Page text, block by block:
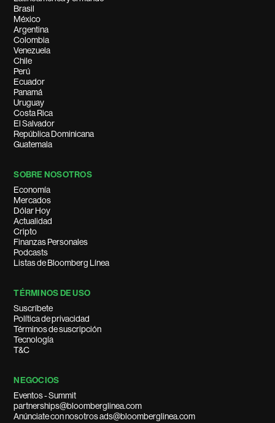
Brasil
México
Argentina
Colombia
Venezuela
Chile
Perú
Ecuador
Panamá
Uruguay
Costa Rica
El Salvador
República Dominicana
Guatemala
SOBRE NOSOTROS
Economía
Mercados
Dólar Hoy
Actualidad
Cripto
Finanzas Personales
Podcasts
Listas de Bloomberg Línea
TÉRMINOS DE USO
Suscríbete
Política de privacidad
Términos de suscripción
Tecnología
T&C
NEGOCIOS
Eventos - Summit
partnerships@bloomberglinea.com
Anúnciate con nosotros ads@bloomberglinea.com